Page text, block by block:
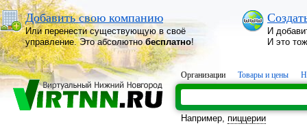
Добавить свою компанию
Или перенести существующую в своё
управление. Это абсолютнобесплатно!
И
И это
Организации Товары и цены
Например, пиццерии